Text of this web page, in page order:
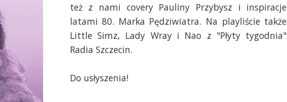
też z nami covery Pauliny Przybysz i inspiracje
latami 80. Marka Pędziwiatra. Na playliście także
Little Simz, Lady Wray i Nao z "Płyty tygodnia"
Radia Szczecin.
Do usłyszenia!